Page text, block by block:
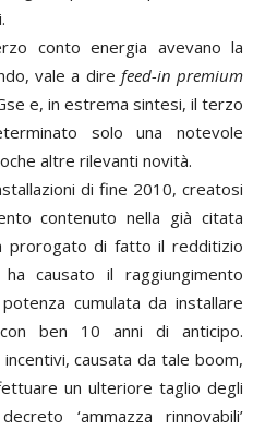
conto energia avevano la
vale a dire feed-in premium
e, in estrema sintesi, il terzo
solo una notevole
altre rilevanti novità.
di fine 2010, creatosi
contenuto nella già citata
prorogato di fatto il redditizio
causato il raggiungimento
cumulata da installare
ben 10 anni di anticipo.
causata da tale boom,
un ulteriore taglio degli
‘ammazza rinnovabili’